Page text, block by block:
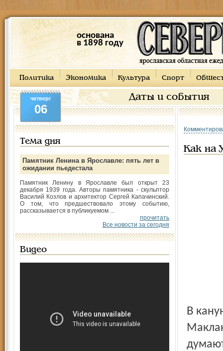
основана
в 1898 году
Политика Экономика Культура Спорт
Даты и события
четверг
06
Тема дня
Памятник Ленина в Ярославле: пять лет в
ожидании пьедестала
Памятник Ленину в Ярославле был открыт 23
декабря 1939 года. Авторы памятника - скульптор
Василий Козлов и архитектор Сергей Капачинский.
О том, что предшествовало этому событию,
рассказывается в публикуемом ...
прочитать
Все новости за сегодня
Видео
Как на
В канун юбилейного месяца глава района Сергей